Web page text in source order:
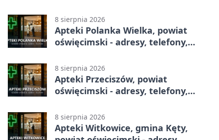
8 sierpnia 2026
Apteki Polanka Wielka, powiat
oświęcimski - adresy, telefony,
8 sierpnia 2026
Apteki Przeciszów, powiat
oświęcimski - adresy, telefony,
8 sierpnia 2026
Apteki Witkowice, gmina Kęty,